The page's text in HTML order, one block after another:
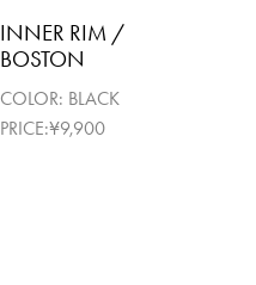
INNER RIM /
BOSTON
COLOR: BLACK
PRICE:¥9,900